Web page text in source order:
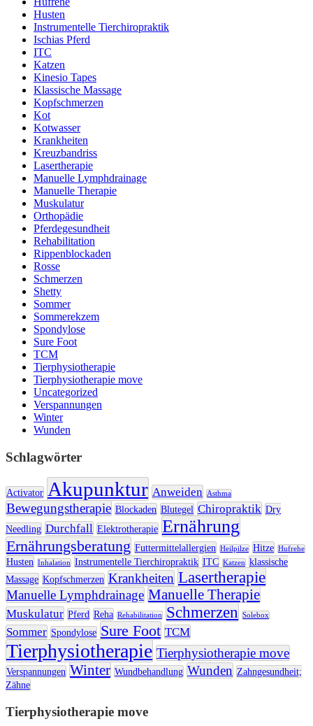
Husten
Instrumentelle Tierchiropraktik
Ischias Pferd
ITC
Katzen
Kinesio Tapes
Klassische Massage
Kopfschmerzen
Kot
Kotwasser
Krankheiten
Kreuzbandriss
Lasertherapie
Manuelle Lymphdrainage
Manuelle Therapie
Muskulatur
Orthopädie
Pferdegesundheit
Rehabilitation
Rippenblockaden
Rosse
Schmerzen
Shetty
Sommer
Sommerekzem
Spondylose
Sure Foot
TCM
Tierphysiotherapie
Tierphysiotherapie move
Uncategorized
Verspannungen
Winter
Wunden
Schlagwörter
Activator Akupunktur Anweiden Asthma
Bewegungstherapie Blockaden Blutegel Chiropraktik Dry
Needling Durchfall Elektrotherapie Ernährung
Ernährungsberatung Futtermittelallergien Heilpilze Hitze Hufrehe
Husten Inhalation Instrumentelle Tierchiropraktik ITC Katzen klassische
Massage Kopfschmerzen Krankheiten Lasertherapie
Manuelle Lymphdrainage Manuelle Therapie
Muskulatur Pferd Reha Rehabilitation Schmerzen Solebox
Sommer Spondylose Sure Foot TCM
Tierphysiotherapie Tierphysiotherapie move
Verspannungen Winter Wundbehandlung Wunden Zahngesundheit;
Zähne
Tierphysiotherapie move